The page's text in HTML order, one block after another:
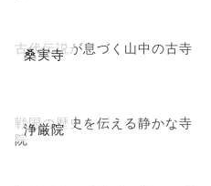
桑実寺
古代伝説が息づく山中の古寺
浄厳院
戦国の歴史を伝える静かな寺
院